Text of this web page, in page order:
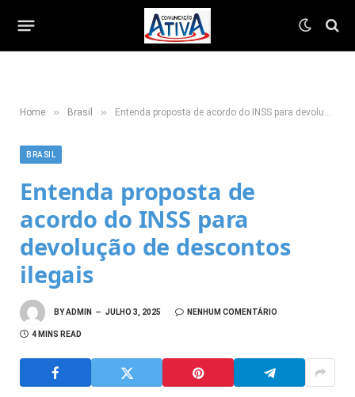
Home » Brasil » Entenda proposta de acordo do INSS para devolução de descontos ilegais
BRASIL
Entenda proposta de
acordo do INSS para
devolução de descontos
ilegais
BYADMIN JULHO 3, 2025 NENHUM COMENTÁRIO
4 MINS READ